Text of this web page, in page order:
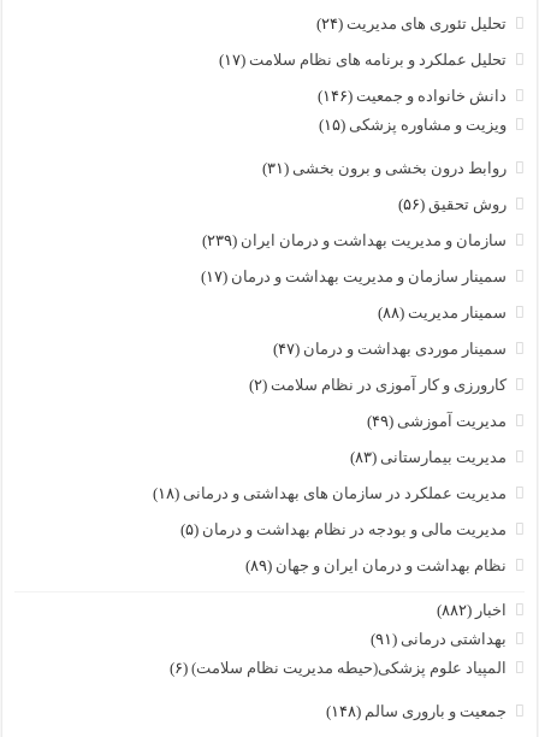
تحلیل تئوری های مدیریت (۲۴)
تحلیل عملکرد و برنامه های نظام سلامت (۱۷)
دانش خانواده و جمعیت (۱۴۶)
ویزیت و مشاوره پزشکی (۱۵)
روابط درون بخشی و برون بخشی (۳۱)
روش تحقیق (۵۶)
سازمان و مدیریت بهداشت و درمان ایران (۲۳۹)
سمینار سازمان و مدیریت بهداشت و درمان (۱۷)
سمینار مدیریت (۸۸)
سمینار موردی بهداشت و درمان (۴۷)
کارورزی و کار آموزی در نظام سلامت (۲)
مدیریت آموزشی (۴۹)
مدیریت بیمارستانی (۸۳)
مدیریت عملکرد در سازمان های بهداشتی و درمانی (۱۸)
مدیریت مالی و بودجه در نظام بهداشت و درمان (۵)
نظام بهداشت و درمان ایران و جهان (۸۹)
اخبار (۸۸۲)
بهداشتی درمانی (۹۱)
المپیاد علوم پزشکی(حیطه مدیریت نظام سلامت) (۶)
جمعیت و باروری سالم (۱۴۸)